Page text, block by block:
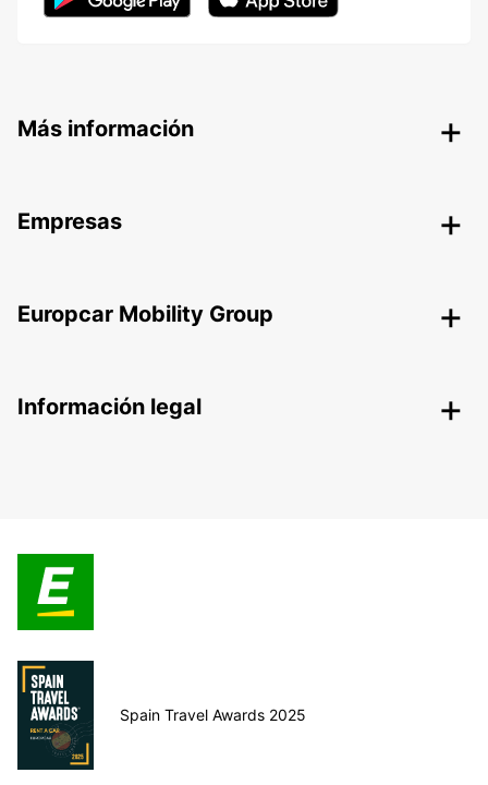
Más información
Empresas
Europcar Mobility Group
Información legal
Spain Travel Awards 2025